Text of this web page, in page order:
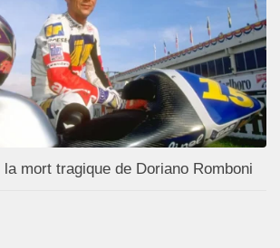
la mort tragique de Doriano Romboni